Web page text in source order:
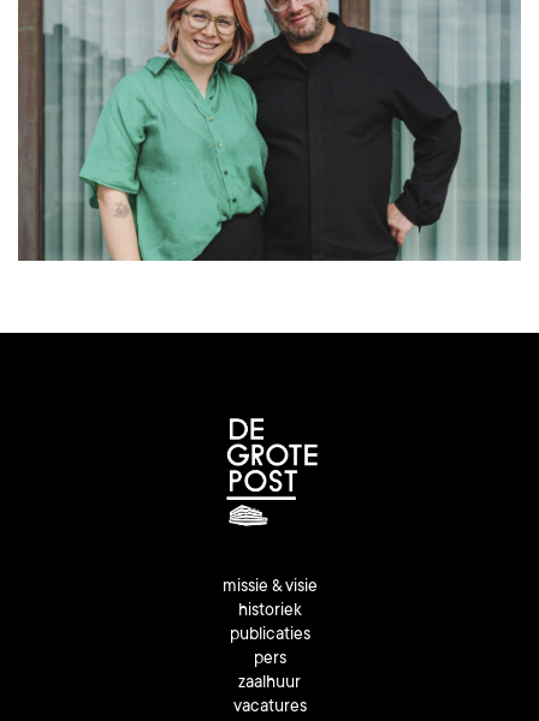
missie & visie
historiek
publicaties
pers
zaalhuur
vacatures